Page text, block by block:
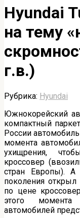
Hyundai
на тему
г.в.)
Рубрика: Hyundai
Южнокорейский
компактный
России
момента
ухищрения,
кроссовер
стран Европы). А
поколения открыл
по цене
этого момента
автомобилей